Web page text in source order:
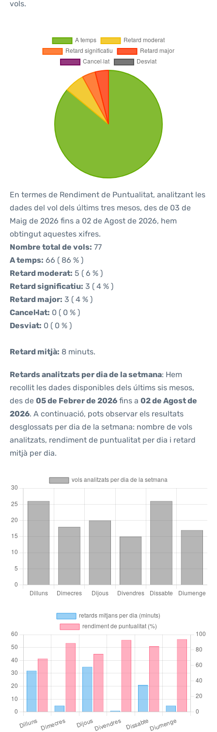
vols.
En termes de Rendiment de Puntualitat, analitzant les
dades del vol dels últims tres mesos, des de 03 de
Maig de 2026 fins a 02 de Agost de 2026, hem
obtingut aquestes xifres.
Nombre total de vols: 77
A temps: 66 ( 86 % )
Retard moderat: 5 ( 6 % )
Retard significatiu: 3 ( 4 % )
Retard major: 3 ( 4 % )
Cancel·lat: 0 ( 0 % )
Desviat: 0 ( 0 % )
Retard mitjà: 8 minuts.
Retards analitzats per dia de la setmana: Hem
recollit les dades disponibles dels últims sis mesos,
des de 05 de Febrer de 2026 fins a 02 de Agost de
2026. A continuació, pots observar els resultats
desglossats per dia de la setmana: nombre de vols
analitzats, rendiment de puntualitat per dia i retard
mitjà per dia.